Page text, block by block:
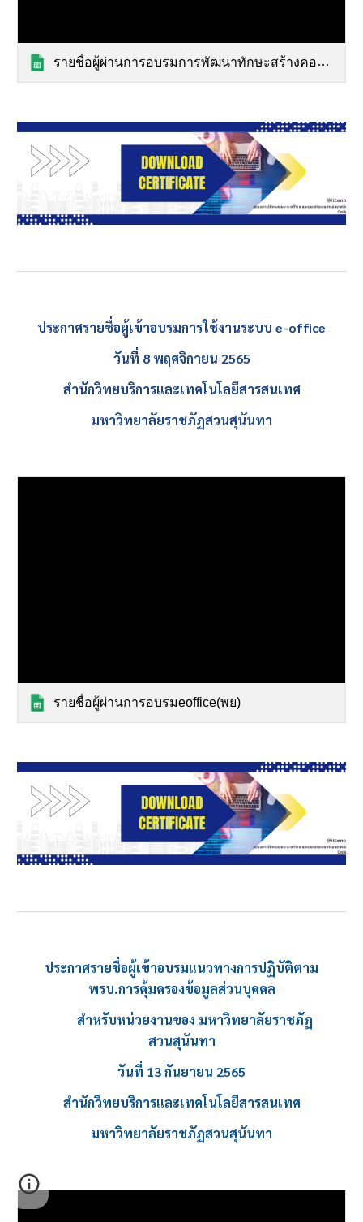
รายชื่อผู้ผ่านการอบรมการพัฒนาทักษะสร้างคอนเทนต์
ประกาศรายชื่อผู้เข้าอบรมการใช้งานระบบ e-office
วันที่ 8 พฤศจิกายน 2565
สำนักวิทยบริการและเทคโนโลยีสารสนเทศ
มหาวิทยาลัยราชภัฏสวนสุนันทา
รายชื่อผู้ผ่านการอบรมeoffice(พย)
ประกาศรายชื่อผู้เข้าอบรมแนวทางการปฏิบัติตาม
พรบ.การคุ้มครองข้อมูลส่วนบุคคล
สำหรับหน่วยงานของ มหาวิทยาลัยราชภัฏ
สวนสุนันทา
วันที่ 13 กันยายน 2565
สำนักวิทยบริการและเทคโนโลยีสารสนเทศ
มหาวิทยาลัยราชภัฏสวนสุนันทา